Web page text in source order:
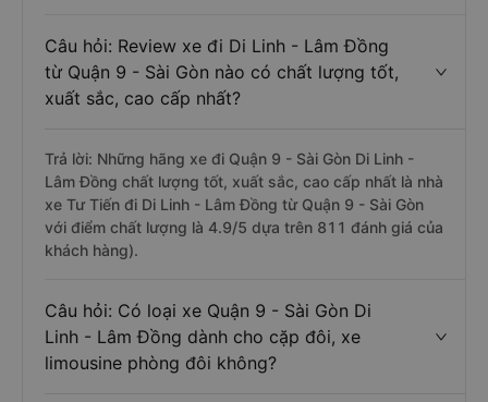
Câu hỏi: Review xe đi Di Linh - Lâm Đồng
từ Quận 9 - Sài Gòn nào có chất lượng tốt,
xuất sắc, cao cấp nhất?
Trả lời: Những hãng xe đi Quận 9 - Sài Gòn Di Linh -
Lâm Đồng chất lượng tốt, xuất sắc, cao cấp nhất là nhà
xe Tư Tiến đi Di Linh - Lâm Đồng từ Quận 9 - Sài Gòn
với điểm chất lượng là 4.9/5 dựa trên 811 đánh giá của
khách hàng).
Câu hỏi: Có loại xe Quận 9 - Sài Gòn Di
Linh - Lâm Đồng dành cho cặp đôi, xe
limousine phòng đôi không?